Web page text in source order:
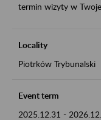
termin wizyty w
Locality
Piotrków Trybunalski
Event term
2025.12.31 -